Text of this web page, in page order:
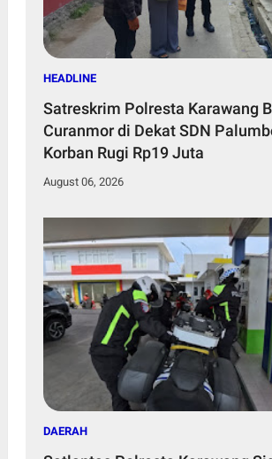
HEADLINE
Satreskrim Polresta Karawang
Curanmor di Dekat SDN
Korban Rugi Rp19 Juta
August 06, 2026
DAERAH